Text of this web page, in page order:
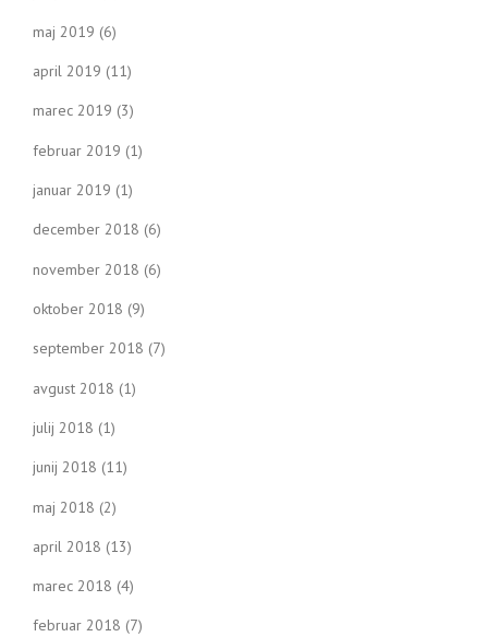
maj 2019 (6)
april 2019 (11)
marec 2019 (3)
februar 2019 (1)
januar 2019 (1)
december 2018 (6)
november 2018 (6)
oktober 2018 (9)
september 2018 (7)
avgust 2018 (1)
julij 2018 (1)
junij 2018 (11)
maj 2018 (2)
april 2018 (13)
marec 2018 (4)
februar 2018 (7)